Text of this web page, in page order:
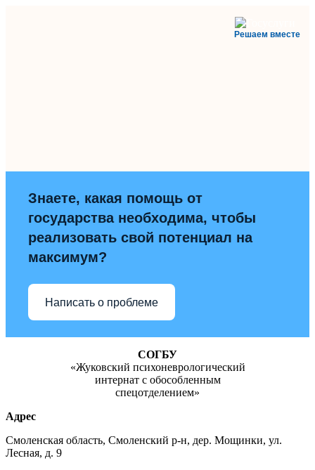
Решаем вместе
Знаете, какая помощь от
государства необходима, чтобы
реализовать свой потенциал на
максимум?
Написать о проблеме
СОГБУ
«Жуковский психоневрологический
интернат с обособленным
спецотделением»
Адрес
Смоленская область, Смоленский р-н, дер. Мощинки, ул.
Лесная, д. 9